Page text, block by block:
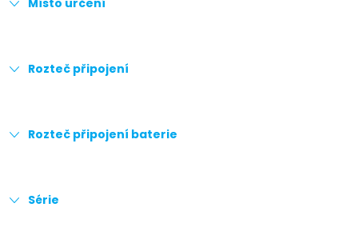
Místo určení
Rozteč připojení
Rozteč připojení baterie
Série